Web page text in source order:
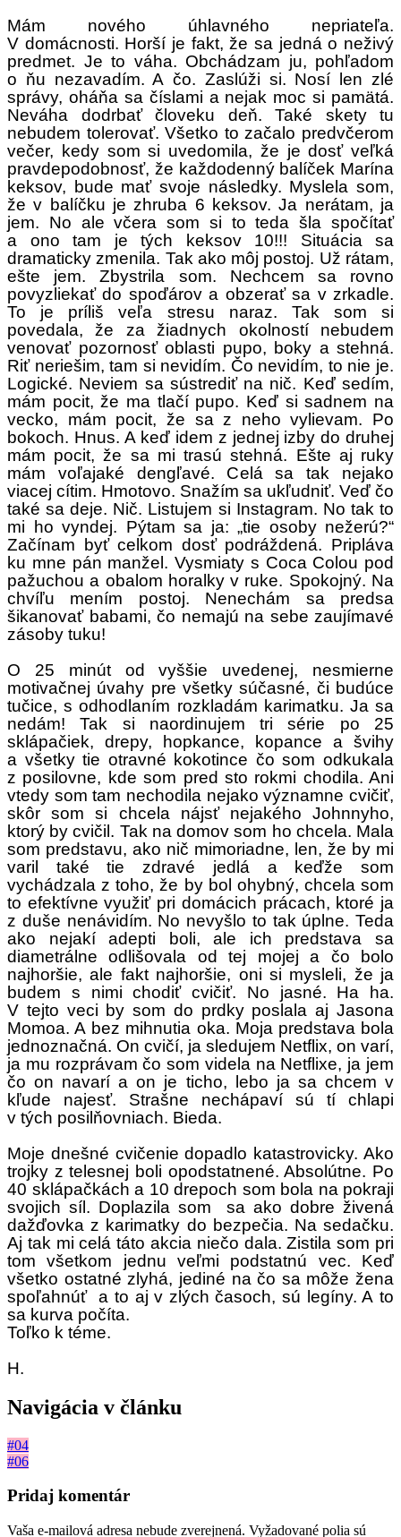
Mám nového úhlavného nepriateľa.
V domácnosti. Horší je fakt, že sa jedná o neživý
predmet. Je to váha. Obchádzam ju, pohľadom
o ňu nezavadím. A čo. Zaslúži si. Nosí len zlé
správy, oháňa sa číslami a nejak moc si pamätá.
Neváha dodrbať človeku deň. Také skety tu
nebudem tolerovať. Všetko to začalo predvčerom
večer, kedy som si uvedomila, že je dosť veľká
pravdepodobnosť, že každodenný balíček Marína
keksov, bude mať svoje následky. Myslela som,
že v balíčku je zhruba 6 keksov. Ja nerátam, ja
jem. No ale včera som si to teda šla spočítať
a ono tam je tých keksov 10!!! Situácia sa
dramaticky zmenila. Tak ako môj postoj. Už rátam,
ešte jem. Zbystrila som. Nechcem sa rovno
povyzliekať do spoďárov a obzerať sa v zrkadle.
To je príliš veľa stresu naraz. Tak som si
povedala, že za žiadnych okolností nebudem
venovať pozornosť oblasti pupo, boky a stehná.
Riť neriešim, tam si nevidím. Čo nevidím, to nie je.
Logické. Neviem sa sústrediť na nič. Keď sedím,
mám pocit, že ma tlačí pupo. Keď si sadnem na
vecko, mám pocit, že sa z neho vylievam. Po
bokoch. Hnus. A keď idem z jednej izby do druhej
mám pocit, že sa mi trasú stehná. Ešte aj ruky
mám voľajaké dengľavé. Celá sa tak nejako
viacej cítim. Hmotovo. Snažím sa ukľudniť. Veď čo
také sa deje. Nič. Listujem si Instagram. No tak to
mi ho vyndej. Pýtam sa ja: „tie osoby nežerú?“
Začínam byť celkom dosť podráždená. Pripláva
ku mne pán manžel. Vysmiaty s Coca Colou pod
pažuchou a obalom horalky v ruke. Spokojný. Na
chvíľu mením postoj. Nenechám sa predsa
šikanovať babami, čo nemajú na sebe zaujímavé
zásoby tuku!
O 25 minút od vyššie uvedenej, nesmierne
motivačnej úvahy pre všetky súčasné, či budúce
tučice, s odhodlaním rozkladám karimatku. Ja sa
nedám! Tak si naordinujem tri série po 25
sklápačiek, drepy, hopkance, kopance a švihy
a všetky tie otravné kokotince čo som odkukala
z posilovne, kde som pred sto rokmi chodila. Ani
vtedy som tam nechodila nejako významne cvičiť,
skôr som si chcela nájsť nejakého Johnnyho,
ktorý by cvičil. Tak na domov som ho chcela. Mala
som predstavu, ako nič mimoriadne, len, že by mi
varil také tie zdravé jedlá a keďže som
vychádzala z toho, že by bol ohybný, chcela som
to efektívne využiť pri domácich prácach, ktoré ja
z duše nenávidím. No nevyšlo to tak úplne. Teda
ako nejakí adepti boli, ale ich predstava sa
diametrálne odlišovala od tej mojej a čo bolo
najhoršie, ale fakt najhoršie, oni si mysleli, že ja
budem s nimi chodiť cvičiť. No jasné. Ha ha.
V tejto veci by som do prdky poslala aj Jasona
Momoa. A bez mihnutia oka. Moja predstava bola
jednoznačná. On cvičí, ja sledujem Netflix, on varí,
ja mu rozprávam čo som videla na Netflixe, ja jem
čo on navarí a on je ticho, lebo ja sa chcem v
kľude najesť. Strašne nechápaví sú tí chlapi
v tých posilňovniach. Bieda.
Moje dnešné cvičenie dopadlo katastrovicky. Ako
trojky z telesnej boli opodstatnené. Absolútne. Po
40 sklápačkách a 10 drepoch som bola na pokraji
svojich síl. Doplazila som sa ako dobre živená
dažďovka z karimatky do bezpečia. Na sedačku.
Aj tak mi celá táto akcia niečo dala. Zistila som pri
tom všetkom jednu veľmi podstatnú vec. Keď
všetko ostatné zlyhá, jediné na čo sa môže žena
spoľahnúť a to aj v zlých časoch, sú legíny. A to
sa kurva počíta.
Toľko k téme.
H.
Navigácia v článku
#04
#06
Pridaj komentár
Vaša e-mailová adresa nebude zverejnená. Vyžadované polia sú